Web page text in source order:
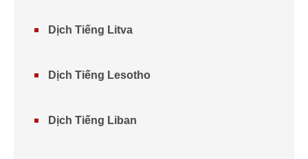
Dịch Tiếng Litva
Dịch Tiếng Lesotho
Dịch Tiếng Liban